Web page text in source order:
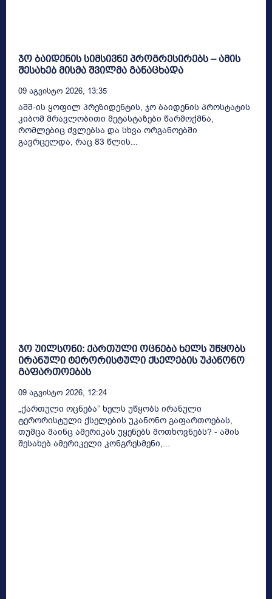
ჯო ბაიდენის სიმსივნე პროგრესირებს – ამის
შესახებ მისმა შვილმა განაცხადა
09 Აგვისტო 2026, 13:35
აშშ-ის ყოფილ პრეზიდენტის, ჯო ბაიდენის პროსტატის
კიბომ მრავლობითი მეტასტაზები წარმოქმნა,
რომლებიც ძვლებსა და სხვა ორგანოებში
გავრცელდა, რაც 83 წლის...
ჯო უილსონი: ქართული ოცნება ხელს უწყობს
ირანული ტერორისტული ქსელების უკანონო
გაფართოებას
09 Აგვისტო 2026, 12:24
„ქართული ოცნება” ხელს უწყობს ირანული
ტერორისტული ქსელების უკანონო გაფართოებას,
თუმცა მაინც ამერიკას უყენებს მოთხოვნებს? - ამის
შესახებ ამერიკელი კონგრესმენი,...